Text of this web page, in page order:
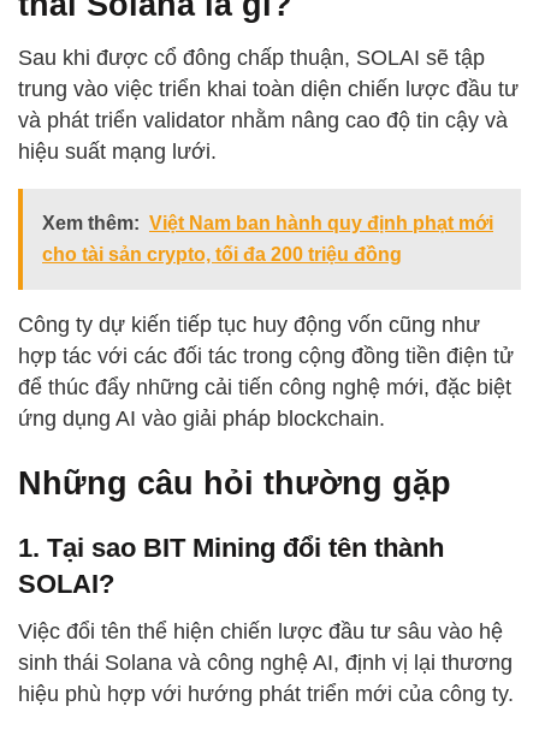
Sau khi được cổ đông chấp thuận, SOLAI sẽ tập
trung vào việc triển khai toàn diện chiến lược đầu tư
và phát triển validator nhằm nâng cao độ tin cậy và
hiệu suất mạng lưới.
Xem thêm: Việt Nam ban hành quy định phạt mới
cho tài sản crypto, tối đa 200 triệu đồng
Công ty dự kiến tiếp tục huy động vốn cũng như
hợp tác với các đối tác trong cộng đồng tiền điện tử
để thúc đẩy những cải tiến công nghệ mới, đặc biệt
ứng dụng AI vào giải pháp blockchain.
Những câu hỏi thường gặp
1. Tại sao BIT Mining đổi tên thành
SOLAI?
Việc đổi tên thể hiện chiến lược đầu tư sâu vào hệ
sinh thái Solana và công nghệ AI, định vị lại thương
hiệu phù hợp với hướng phát triển mới của công ty.